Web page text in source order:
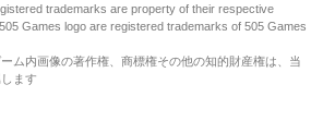
trademarks are property of their respective
Games logo are registered trademarks of 505 Games
ム内画像の著作権、商標権その他の知的財産権は、当
ます